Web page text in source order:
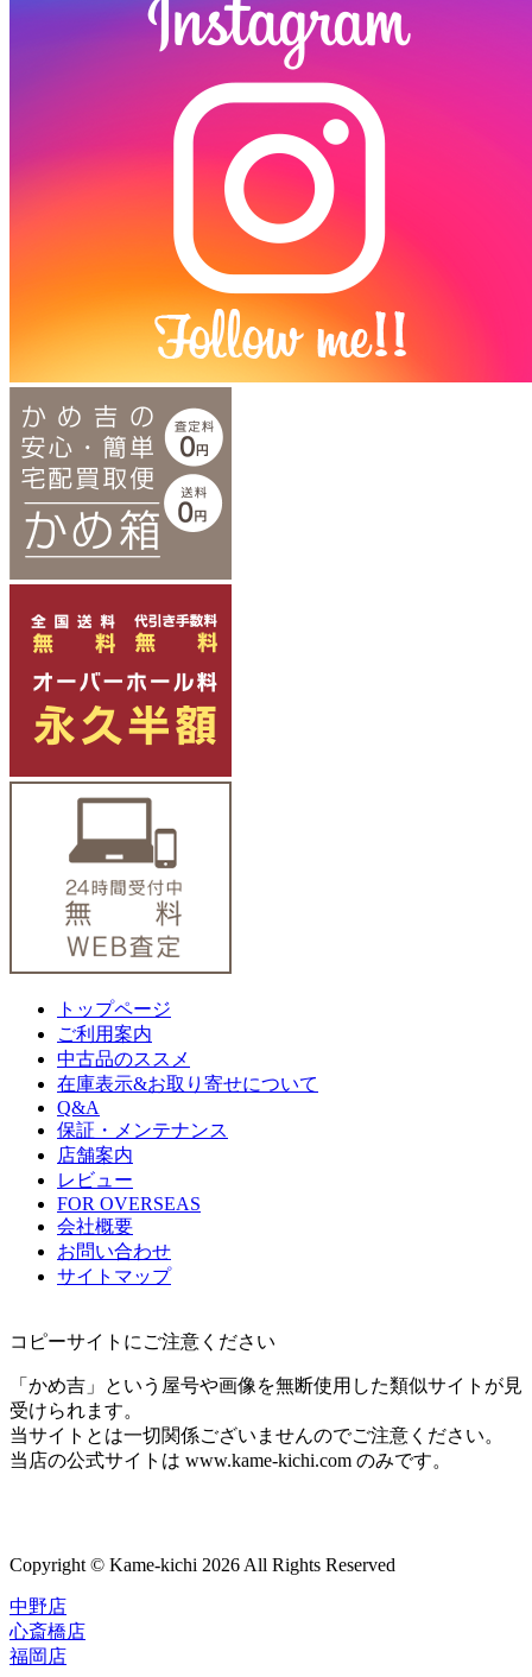
トップページ
ご利用案内
中古品のススメ
在庫表示&お取り寄せについて
Q&A
保証・メンテナンス
店舗案内
レビュー
FOR OVERSEAS
会社概要
お問い合わせ
サイトマップ
コピーサイトにご注意ください
「かめ吉」という屋号や画像を無断使用した類似サイトが見
受けられます。
当サイトとは一切関係ございませんのでご注意ください。
当店の公式サイトは www.kame-kichi.com のみです。
Copyright © Kame-kichi 2026 All Rights Reserved
中野店
心斎橋店
福岡店